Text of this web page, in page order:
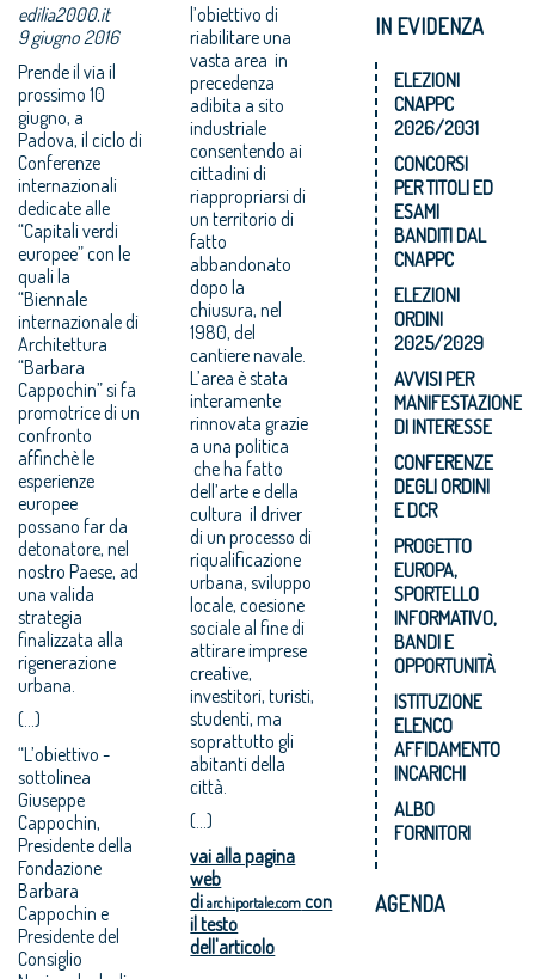
edilia2000.it
9 giugno 2016
Prende il via il
prossimo 10
giugno, a
Padova, il ciclo di
Conferenze
internazionali
dedicate alle
“Capitali verdi
europee” con le
quali la
“Biennale
internazionale di
Architettura
“Barbara
Cappochin” si fa
promotrice di un
confronto
affinchè le
esperienze
europee
possano far da
detonatore, nel
nostro Paese, ad
una valida
strategia
finalizzata alla
rigenerazione
urbana.
(...)
“L’obiettivo -
sottolinea
Giuseppe
Cappochin,
Presidente della
Fondazione
Barbara
Cappochin e
Presidente del
Consiglio
l’obiettivo di
riabilitare una
vasta area in
precedenza
adibita a sito
industriale
consentendo ai
cittadini di
riappropriarsi di
un territorio di
fatto
abbandonato
dopo la
chiusura, nel
1980, del
cantiere navale.
L’area è stata
interamente
rinnovata grazie
a una politica
che ha fatto
dell’arte e della
cultura il driver
di un processo di
riqualificazione
urbana, sviluppo
locale, coesione
sociale al fine di
attirare imprese
creative,
investitori, turisti,
studenti, ma
soprattutto gli
abitanti della
città.
(...)
vai alla pagina
web
diarchiportale.com con
il testo
dell'articolo
IN EVIDENZA
ELEZIONI
CNAPPC
2026/2031
CONCORSI
PER TITOLI ED
ESAMI
BANDITI DAL
CNAPPC
ELEZIONI
ORDINI
2025/2029
AVVISI PER
MANIFESTAZIONE
DI INTERESSE
CONFERENZE
DEGLI ORDINI
E DCR
PROGETTO
EUROPA,
SPORTELLO
INFORMATIVO,
BANDI E
OPPORTUNITÀ
ISTITUZIONE
ELENCO
AFFIDAMENTO
INCARICHI
ALBO
FORNITORI
AGENDA